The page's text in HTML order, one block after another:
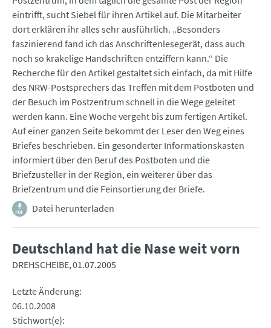
eintrifft, sucht Siebel für ihren Artikel auf. Die Mitarbeiter
dort erklären ihr alles sehr ausführlich. „Besonders
faszinierend fand ich das Anschriftenlesegerät, dass auch
noch so krakelige Handschriften entziffern kann.“ Die
Recherche für den Artikel gestaltet sich einfach, da mit Hilfe
des NRW-Postsprechers das Treffen mit dem Postboten und
der Besuch im Postzentrum schnell in die Wege geleitet
werden kann. Eine Woche vergeht bis zum fertigen Artikel.
Auf einer ganzen Seite bekommt der Leser den Weg eines
Briefes beschrieben. Ein gesonderter Informationskasten
informiert über den Beruf des Postboten und die
Briefzusteller in der Region, ein weiterer über das
Briefzentrum und die Feinsortierung der Briefe.
Datei herunterladen
Deutschland hat die Nase weit vorn
DREHSCHEIBE 01.07.2005
Letzte Änderung
06.10.2008
Stichwort(e)